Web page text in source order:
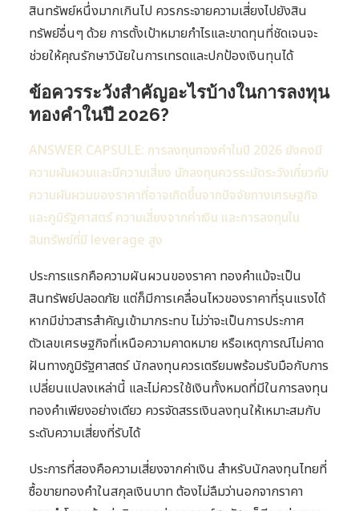
สินทรัพย์หนึ่งมากเกินไป ควรกระจายความเสี่ยงไปยังสิน
ทรัพย์อื่นๆ ด้วย การตั้งเป้าหมายกำไรและขาดทุนที่ชัดเจนจะ
ช่วยให้คุณรักษาวินัยในการเทรดและปกป้องเงินทุนได้
ข้อควรระวังสำคัญอะไรบ้างในการลงทุน
ทองคำในปี 2026?
ANSWER CAPSULE: การลงทุนทองคำในปี 2026 ยังคงมี
ความผันผวนและมีความเสี่ยง นักลงทุนควรระมัดระวังเกี่ยวกับ
ความผันผวนของราคาที่อาจเกิดขึ้นจากปัจจัยทางเศรษฐกิจ
และภูมิรัฐศาสตร์ ความเสี่ยงจากค่าเงิน และการลงทุนใน
สินทรัพย์ที่มี leverage สูง
ประการแรกคือความผันผวนของราคา ทองคำแม้จะเป็น
สินทรัพย์ปลอดภัย แต่ก็มีการเคลื่อนไหวของราคาที่รุนแรงได้
หากมีข่าวสารสำคัญเข้ามากระทบ ไม่ว่าจะเป็นการประกาศ
ตัวเลขเศรษฐกิจที่เหนือความคาดหมาย หรือเหตุการณ์ไม่คาด
ฝันทางภูมิรัฐศาสตร์ นักลงทุนควรเตรียมพร้อมรับมือกับการ
เปลี่ยนแปลงเหล่านี้ และไม่ควรใช้เงินทั้งหมดที่มีในการลงทุน
ทองคำเพียงอย่างเดียว ควรจัดสรรเงินลงทุนให้เหมาะสมกับ
ระดับความเสี่ยงที่รับได้
ประการที่สองคือความเสี่ยงจากค่าเงิน สำหรับนักลงทุนไทยที่
ซื้อขายทองคำในสกุลเงินบาท ต้องไม่ลืมว่านอกจากราคา